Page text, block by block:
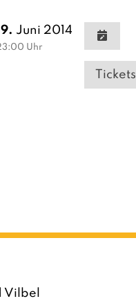
Juni 2014
Uhr
Tickets
Vilbel